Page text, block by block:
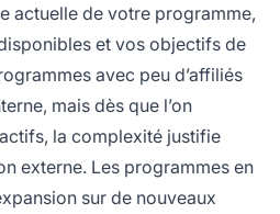
actuelle de votre programme,
et vos objectifs de
avec peu d’affiliés
mais dès que l’on
la complexité justifie
externe. Les programmes en
sur de nouveaux